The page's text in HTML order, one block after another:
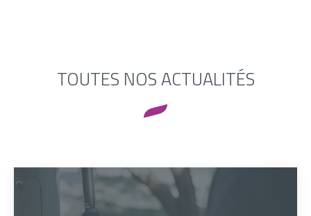
TOUTES NOS ACTUALITÉS